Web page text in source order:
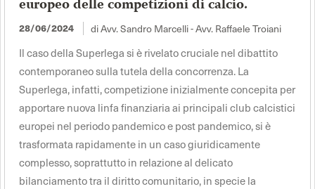
europeo delle competizioni di calcio.
28/06/2024 di Avv. Sandro Marcelli - Avv. Raffaele Troiani
Il caso della Superlega si è rivelato cruciale nel dibattito
contemporaneo sulla tutela della concorrenza. La
Superlega, infatti, competizione inizialmente concepita per
apportare nuova linfa finanziaria ai principali club calcistici
europei nel periodo pandemico e post pandemico, si è
trasformata rapidamente in un caso giuridicamente
complesso, soprattutto in relazione al delicato
bilanciamento tra il diritto comunitario, in specie la